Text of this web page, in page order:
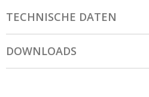
TECHNISCHE DATEN
DOWNLOADS